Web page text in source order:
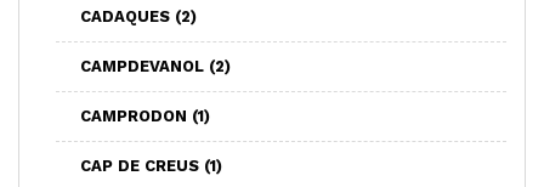
CADAQUES (2)
CAMPDEVANOL (2)
CAMPRODON (1)
CAP DE CREUS (1)